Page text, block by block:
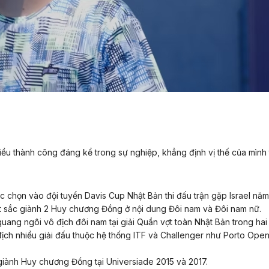
thành công đáng kể trong sự nghiệp, khẳng định vị thế của
chọn vào đội tuyển Davis Cup Nhật Bản thi đấu trận gặp Israel
giành 2 Huy chương Đồng ở nội dung Đôi nam và Đôi nam nữ.
ngôi vô địch đôi nam tại giải Quần vợt toàn Nhật Bản trong hai
nhiều giải đấu thuộc hệ thống ITF và Challenger như Porto
Huy chương Đồng tại Universiade 2015 và 2017.